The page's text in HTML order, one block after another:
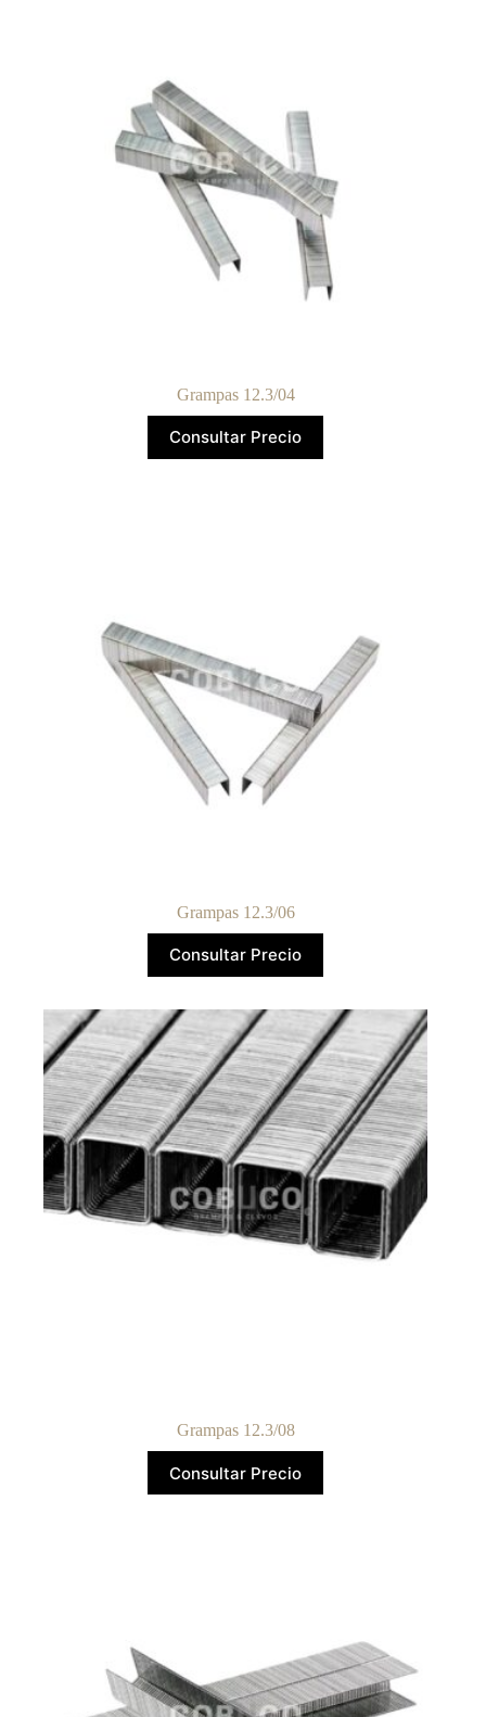
Grampas 12.3/04
Consultar Precio
Grampas 12.3/06
Consultar Precio
Grampas 12.3/08
Consultar Precio